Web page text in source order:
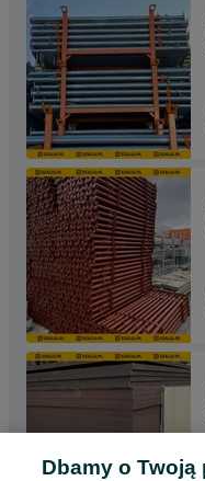
Dbamy o